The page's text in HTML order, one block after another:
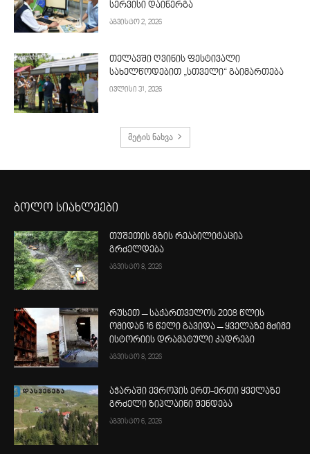
სერვისი დაინერგა
აგვისტო 2, 2026
თელავში ღვინის ფესტივალი
სახელწოდებით „სთველი“ გაიმართება
ივლისი 31, 2026
მეტის ნახვა
ბოლო სიახლეები
თუშეთის გზის რეაბილიტაცია
გრძელდება
აგვისტო 8, 2026
რუსეთ – საქართველოს 2008 წლის
ომიდან 16 წელი გავიდა – ყველაზე მძიმე
ისტორიის დრამატული კადრები
აგვისტო 8, 2026
აჭარაში ევროპის ერთ-ერთი ყველაზე
გრძელი ზიპლაინი შენდება
აგვისტო 6, 2026